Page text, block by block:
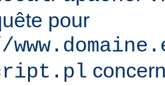
pour